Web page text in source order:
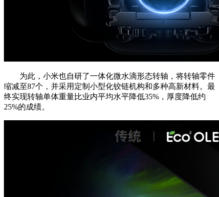
为此，小米也自研了一体化微水滴形态转轴，将转轴零件
缩减至87个，并采用定制小型化铰链机构和多种高新材料。最
终实现转轴单体重量比业内平均水平降低35%，厚度降低约
25%的成绩。